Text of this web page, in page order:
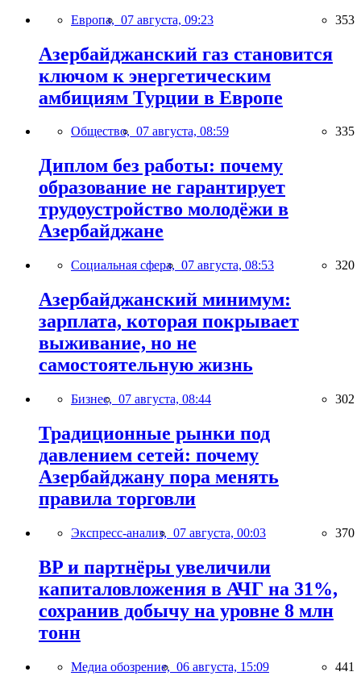
Европа, 07 августа, 09:23 353
Азербайджанский газ становится
ключом к энергетическим
амбициям Турции в Европе
Общество, 07 августа, 08:59 335
Диплом без работы: почему
образование не гарантирует
трудоустройство молодёжи в
Азербайджане
Социальная сфера, 07 августа, 08:53 320
Азербайджанский минимум:
зарплата, которая покрывает
выживание, но не
самостоятельную жизнь
Бизнес, 07 августа, 08:44 302
Традиционные рынки под
давлением сетей: почему
Азербайджану пора менять
правила торговли
Экспресс-анализ, 07 августа, 00:03 370
BP и партнёры увеличили
капиталовложения в АЧГ на 31%,
сохранив добычу на уровне 8 млн
тонн
Медиа обозрение, 06 августа, 15:09 441